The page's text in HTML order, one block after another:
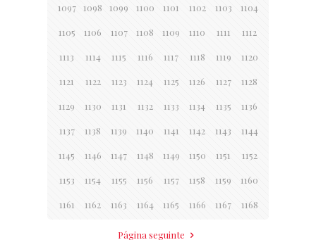
1097 1098 1099 1100 1101 1102 1103 1104
1105 1106 1107 1108 1109 1110 1111 1112
1113 1114 1115 1116 1117 1118 1119 1120
1121 1122 1123 1124 1125 1126 1127 1128
1129 1130 1131 1132 1133 1134 1135 1136
1137 1138 1139 1140 1141 1142 1143 1144
1145 1146 1147 1148 1149 1150 1151 1152
1153 1154 1155 1156 1157 1158 1159 1160
1161 1162 1163 1164 1165 1166 1167 1168
Página seguinte